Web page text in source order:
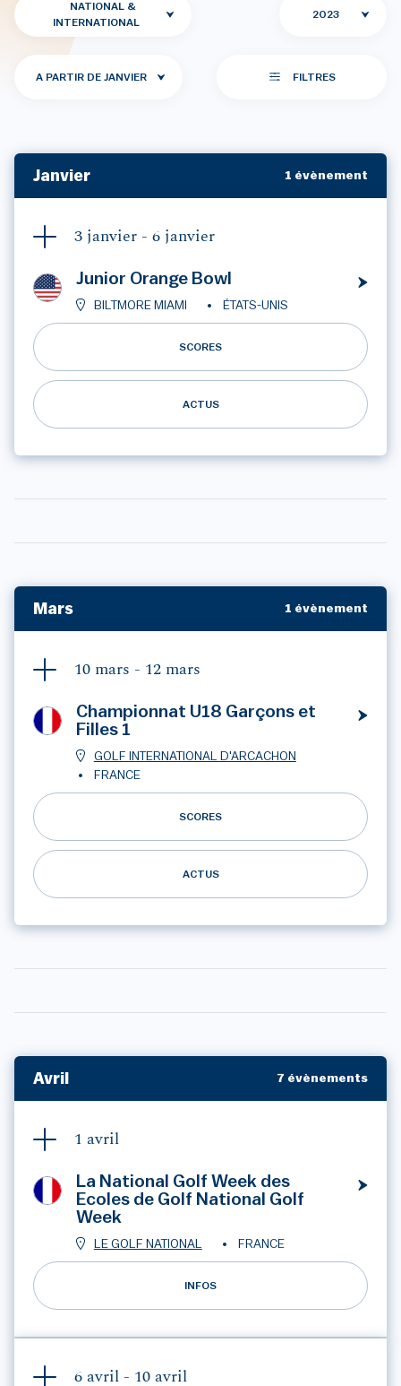
NATIONAL &
INTERNATIONAL
2023
A PARTIR DE JANVIER FILTRES
Janvier 1 évènement
3 janvier - 6 janvier
Junior Orange Bowl
BILTMORE MIAMI ÉTATS-UNIS
SCORES
ACTUS
Mars 1 évènement
10 mars - 12 mars
Championnat U18 Garçons et
Filles 1
GOLF INTERNATIONAL D'ARCACHON
FRANCE
SCORES
ACTUS
Avril 7 évènements
1 avril
La National Golf Week des
Ecoles de Golf National Golf
Week
LE GOLF NATIONAL FRANCE
INFOS
6 avril - 10 avril